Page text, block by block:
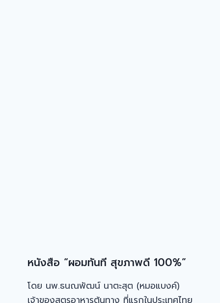
หนังสือ “ผอมทันที สุขภาพดี 100%”
โดย นพ.ธนณพัฒน์ นาตะสุต (หมอแบงค์)
เจ้าของสูตรอาหารต้นทาง ที่แรกในประเทศไทย